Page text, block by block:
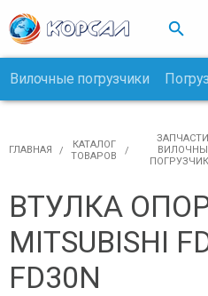

Вилочные погрузчики
ГЛАВНАЯ
КАТАЛОГ
ТОВАРОВ
ВТУЛКА
MITSUBISHI
FD30N